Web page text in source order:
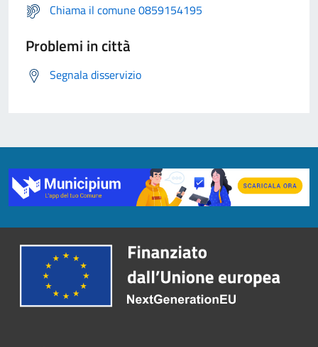
Chiama il comune 0859154195
Problemi in città
Segnala disservizio